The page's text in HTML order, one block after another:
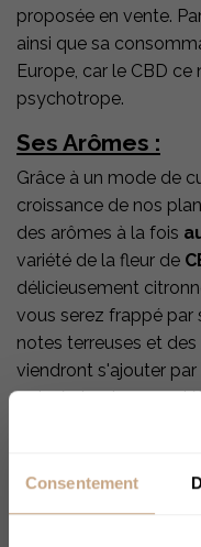
Consentement
proposée en vente.
ainsi que sa
Europe, car le CBD
psychotrope.
Ses Arômes :
Grâce à un mode de
croissance de nos
des arômes à la fois
variété de la fleur de
délicieusement
vous serez frappé par
notes terreuses et
viendront s'ajouter par
poivré viendra
CBD !
Modes de